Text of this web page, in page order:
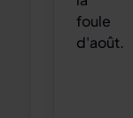
foule
d'août.